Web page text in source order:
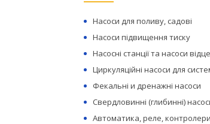
Насоси для поливу, садові
Насоси підвищення тиску
Насосні станції та насоси
Циркуляційні насоси для
Фекальні и дренажні насоси
Свердловинні (глибинні)
Автоматика, реле,